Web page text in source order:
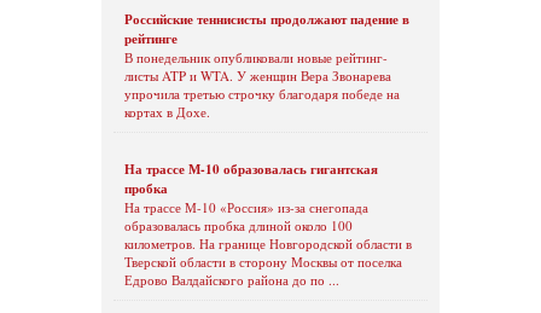
Российские теннисисты продолжают падение в
рейтинге
В понедельник опубликовали новые рейтинг-
листы ATP и WTA. У женщин Вера Звонарева
упрочила третью строчку благодаря победе на
кортах в Дохе.
На трассе М-10 образовалась гигантская
пробка
На трассе М-10 «Россия» из-за снегопада
образовалась пробка длиной около 100
километров. На границе Новгородской области в
Тверской области в сторону Москвы от поселка
Едрово Валдайского района до по ...